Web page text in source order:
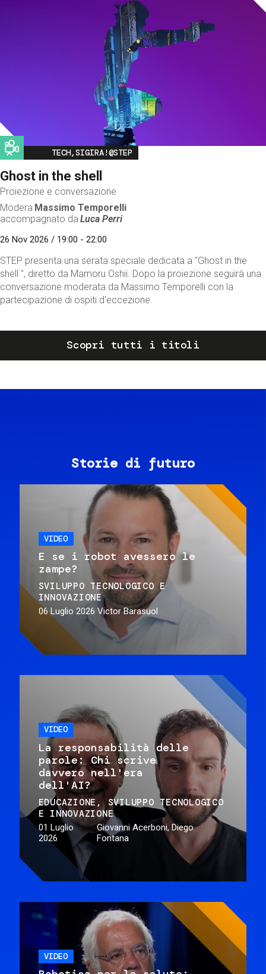
Image
TECH,SIGIRA!@STEP
Ghost in the shell
Proiezione e conversazione
Modera Massimo Temporelli
accompagnato da Luca Perri
26 Nov 2026 / 19:00 - 22:00
STEP presenta una serata speciale dedicata a "Ghost in the
shell ", diretto da Mamoru Oshii. Dopo la proiezione seguirà una
conversazione moderata da Massimo Temporelli con la
partecipazione di ospiti d'eccezione.
Scopri tutti i titoli
Storie di futuro
VIDEO
E se i robot avessero le
zampe?
SVILUPPO TECNOLOGICO E
INNOVAZIONE
06 Luglio 2026 Victor Barasuol
VIDEO
La responsabilità delle
parole: Chi scrive
davvero nell'era
dell'AI?
EDUCAZIONE
SVILUPPO TECNOLOGICO
E INNOVAZIONE
01 Luglio
2026
Giovanni Acerboni, Diego
Fontana
VIDEO